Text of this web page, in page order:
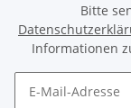
Bitte
Informationen